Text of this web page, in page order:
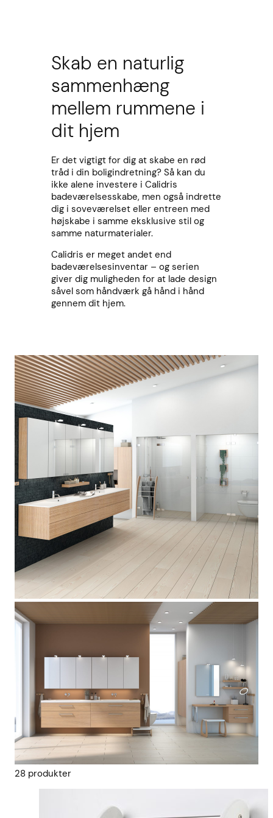
Skab en naturlig
sammenhæng
mellem rummene i
dit hjem
Er det vigtigt for dig at skabe en rød
tråd i din boligindretning? Så kan du
ikke alene investere i Calidris
badeværelsesskabe, men også indrette
dig i soveværelset eller entreen med
højskabe i samme eksklusive stil og
samme naturmaterialer.
Calidris er meget andet end
badeværelsesinventar – og serien
giver dig muligheden for at lade design
såvel som håndværk gå hånd i hånd
gennem dit hjem.
28 produkter